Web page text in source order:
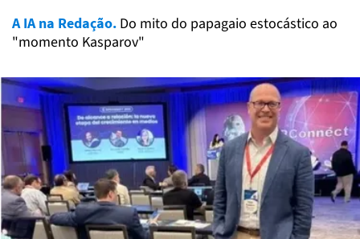
A IA na Redação. Do mito do papagaio estocástico ao
"momento Kasparov"